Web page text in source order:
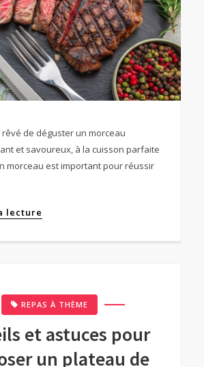
rêvé de déguster un morceau
et savoureux, à la cuisson parfaite
morceau est important pour réussir
lecture
REPAS À THÈME
et astuces pour
un plateau de